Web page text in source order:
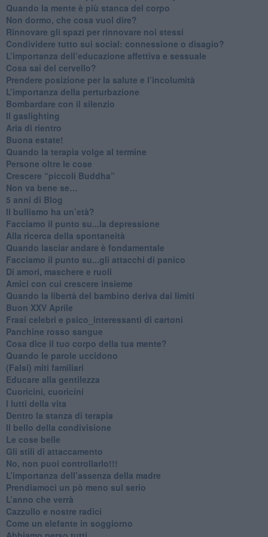
​Quando la mente è più stanca del corpo
Non dormo, che cosa vuol dire?
​Rinnovare gli spazi per rinnovare noi stessi
​Condividere tutto sui social: connessione o disagio?
​L’importanza dell’educazione affettiva e sessuale
​Cosa sai del cervello?
Prendere posizione per la salute e l’incolumità
L’importanza della perturbazione
​Bombardare con il silenzio
Il gaslighting
Aria di rientro
Buona estate!
​Quando la terapia volge al termine
​Persone oltre le cose
​Crescere “piccoli Buddha”
Non va bene se…
​5 anni di Blog
​Il bullismo ha un’età?
Facciamo il punto su...la depressione
​Alla ricerca della spontaneità
​Quando lasciar andare è fondamentale
Facciamo il punto su...gli attacchi di panico
Di amori, maschere e ruoli
​Amici con cui crescere insieme
​Quando la libertà del bambino deriva dai limiti
Buon XXV Aprile
​Frasi celebri e psico_interessanti di cartoni
​Panchine rosso sangue
​Cosa dice il tuo corpo della tua mente?
​Quando le parole uccidono
​(Falsi) miti familiari
​Educare alla gentilezza
​Cuoricini, cuoricini
I lutti della vita
​Dentro la stanza di terapia
​Il bello della condivisione
Le cose belle
​Gli stili di attaccamento
No, non puoi controllarlo!!!
​L’importanza dell’assenza della madre
​Prendiamoci un pò meno sul serio
​L’anno che verrà
​Cazzullo e nostre radici
​Come un elefante in soggiorno